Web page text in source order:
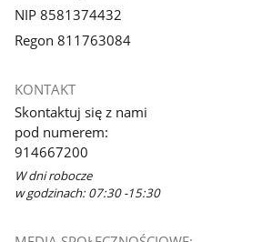
NIP 8581374432
Regon 811763084
KONTAKT
Skontaktuj się z nami
pod numerem:
914667200
W dni robocze
w godzinach: 07:30 -15:30